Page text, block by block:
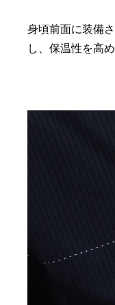
身頃前面に装備
し、保温性を高め